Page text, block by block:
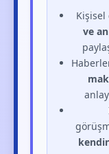
Kişisel
ve